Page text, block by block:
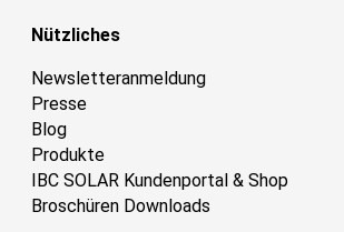
Nützliches
Newsletteranmeldung
Presse
Blog
Produkte
IBC SOLAR Kundenportal & Shop
Broschüren Downloads